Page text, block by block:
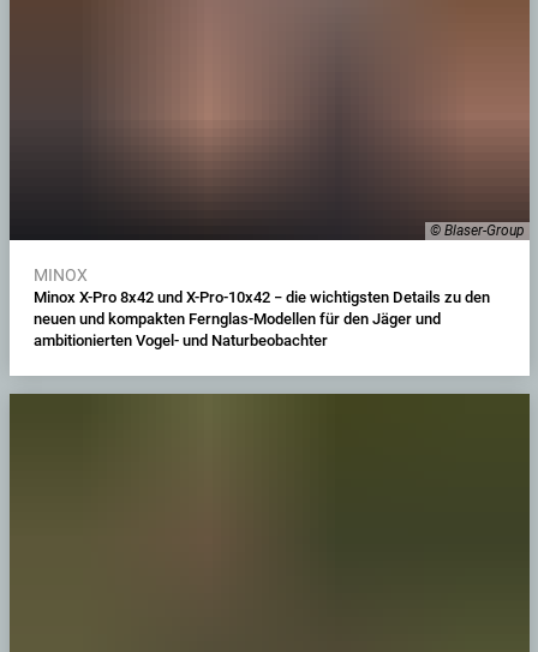
© Blaser-Group
MINOX
Minox X-Pro 8x42 und X-Pro-10x42 − die wichtigsten Details zu den
neuen und kompakten Fernglas-Modellen für den Jäger und
ambitionierten Vogel- und Naturbeobachter